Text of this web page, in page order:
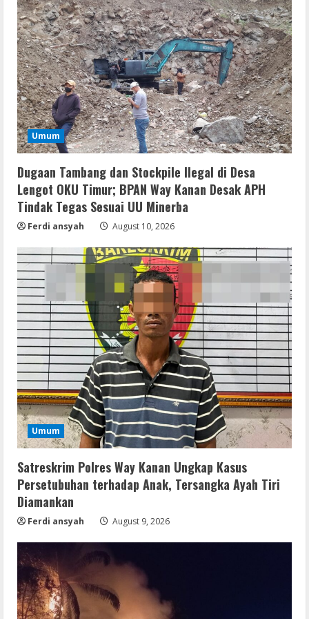
Umum
Dugaan Tambang dan Stockpile Ilegal di Desa
Lengot OKU Timur; BPAN Way Kanan Desak APH
Tindak Tegas Sesuai UU Minerba
Ferdi ansyah August 10, 2026
Umum
Satreskrim Polres Way Kanan Ungkap Kasus
Persetubuhan terhadap Anak, Tersangka Ayah Tiri
Diamankan
Ferdi ansyah August 9, 2026
Resettools
Universal (x86x64)
August 10, 2026
3
Movies
Shaun the Sheep: The Beast of Mossy
Bottom 2026 UHD x264 YTS Torrent
August 9, 2026